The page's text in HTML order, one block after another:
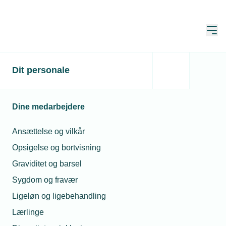
Dit personale
Dine medarbejdere
Ansættelse og vilkår
Opsigelse og bortvisning
Graviditet og barsel
Sygdom og fravær
Ligeløn og ligebehandling
Lærlinge
Solar køber